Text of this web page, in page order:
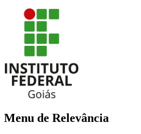
Menu de Relevância